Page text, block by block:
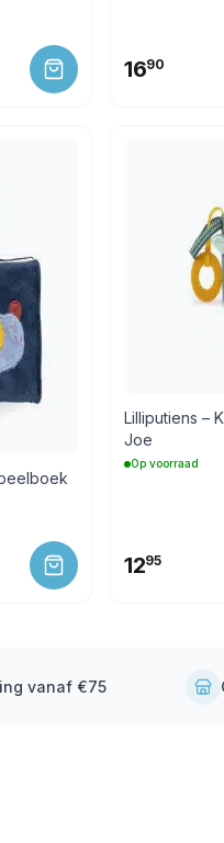
1690
Lilliputiens –
Joe
Op voorraad
1295
vanaf €75